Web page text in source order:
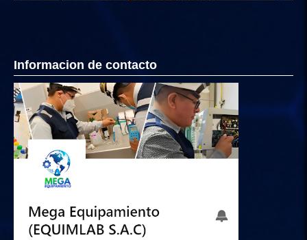
Informacion de contacto